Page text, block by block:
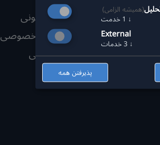
مالی
اطلاعات قانونی
بیانیه حریم خصوصی
اعلانات کوکی
(همیشه الزامی)
↓
1خدمت
External
↓
3خدمات
پذیرفتن همه